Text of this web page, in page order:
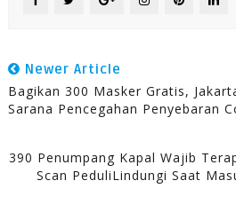
Newer Article
Bagikan 300 Masker Gratis,
Sarana Pencegahan Penyebaran
390 Penumpang Kapal Wajib
Scan PeduliLindungi Saat